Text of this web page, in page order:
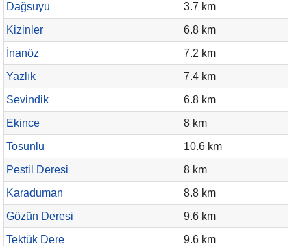
Dağsuyu
3.7 km
Kizinler
6.8 km
İnanöz
7.2 km
Yazlık
7.4 km
Sevindik
6.8 km
Ekince
8 km
Tosunlu
10.6 km
Pestil Deresi
8 km
Karaduman
8.8 km
Gözün Deresi
9.6 km
Tektük Dere
9.6 km